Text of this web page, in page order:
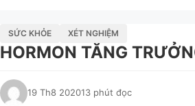
SỨC KHỎE XÉT NGHIỆM
HORMON TĂNG
19 Th8 202013 phút đọc